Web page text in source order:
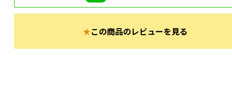
★この商品のレビューを見る